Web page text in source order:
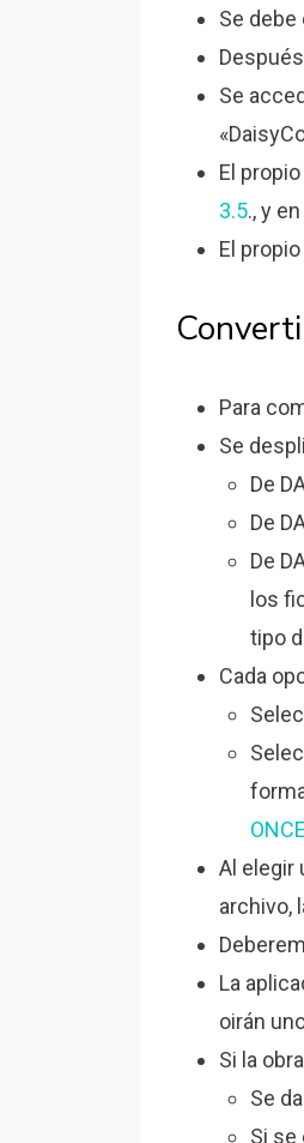
Se debe
Se
El
3.5., y
El
Para
Se
De
De
De
los
tipo
Cada
ONCE
Al elegir
archivo,
La
oirán
Si la
Se
Si se